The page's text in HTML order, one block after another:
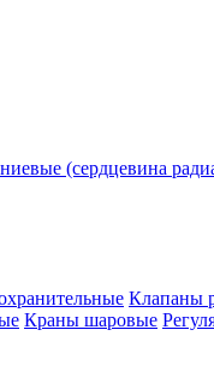
(сердцевина
Клапаны
Краны шаровые